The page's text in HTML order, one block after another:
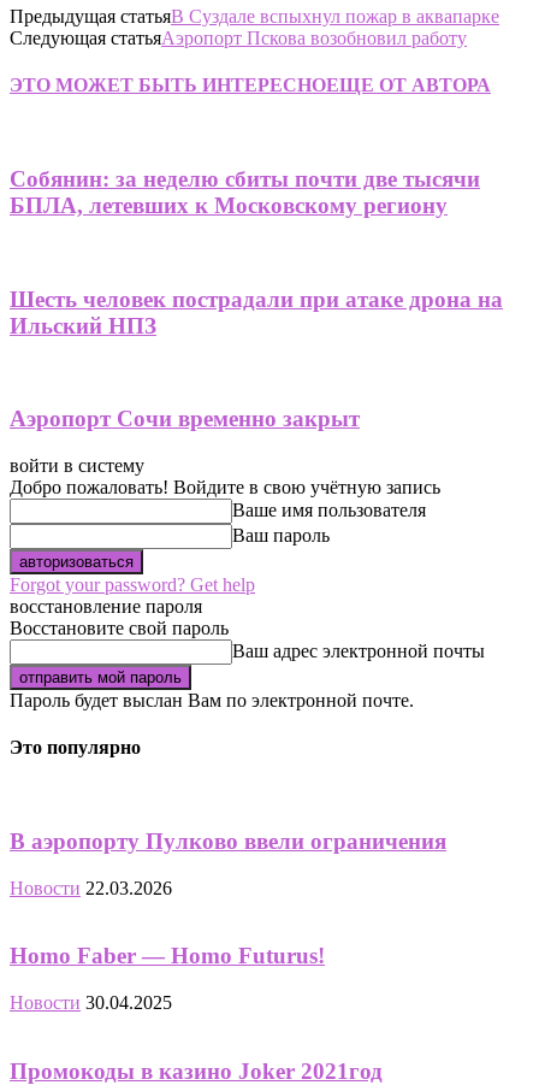
Предыдущая статьяВ Суздале вспыхнул пожар в аквапарке
Следующая статьяАэропорт Пскова возобновил работу
ЭТО МОЖЕТ БЫТЬ ИНТЕРЕСНОЕЩЕ ОТ АВТОРА
Собянин: за неделю сбиты почти две тысячи
БПЛА, летевших к Московскому региону
Шесть человек пострадали при атаке дрона на
Ильский НПЗ
Аэропорт Сочи временно закрыт
войти в систему
Добро пожаловать! Войдите в свою учётную запись
Ваше имя пользователя
Ваш пароль
Forgot your password? Get help
восстановление пароля
Восстановите свой пароль
Ваш адрес электронной почты
Пароль будет выслан Вам по электронной почте.
Это популярно
В аэропорту Пулково ввели ограничения
Новости 22.03.2026
Homo Faber — Homo Futurus!
Новости 30.04.2025
Промокоды в казино Joker 2021год